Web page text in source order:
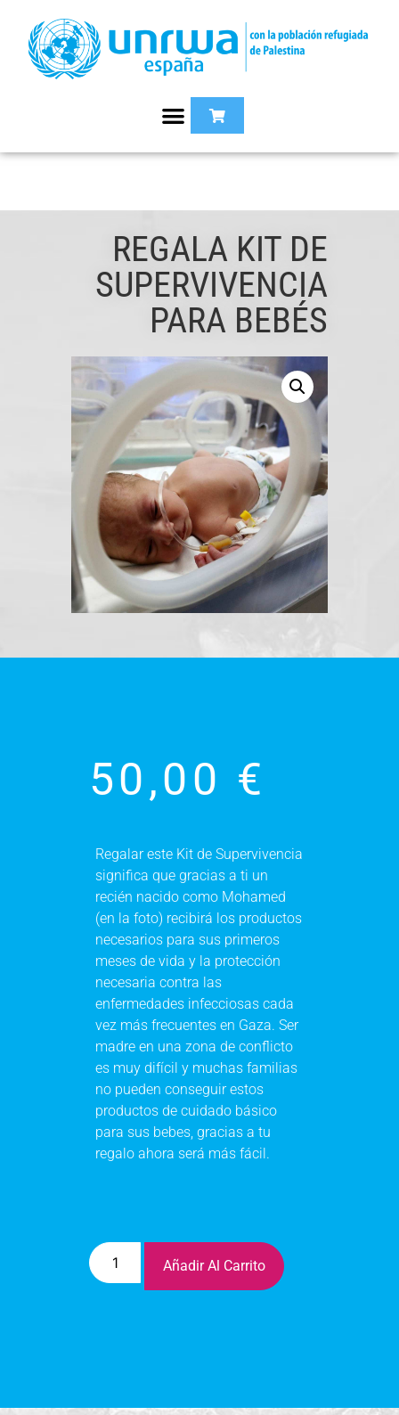
REGALA KIT DE
SUPERVIVENCIA
PARA BEBÉS
50,00 €
Regalar este Kit de Supervivencia
significa que gracias a ti un
recién nacido como Mohamed
(en la foto) recibirá los productos
necesarios para sus primeros
meses de vida y la protección
necesaria contra las
enfermedades infecciosascada
vez más frecuentes en Gaza. Ser
madre en una zona de conflicto
es muy difícil y muchas familias
no pueden conseguir estos
productos de cuidado básico
para sus bebes, gracias a tu
regalo ahora será más fácil.
Añadir Al Carrito